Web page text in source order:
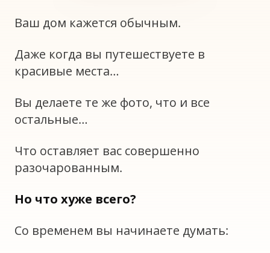
Ваш дом кажется обычным.
Даже когда вы путешествуете в
красивые места…
Вы делаете те же фото, что и все
остальные…
Что оставляет вас совершенно
разочарованным.
Но что хуже всего?
Со временем вы начинаете думать: